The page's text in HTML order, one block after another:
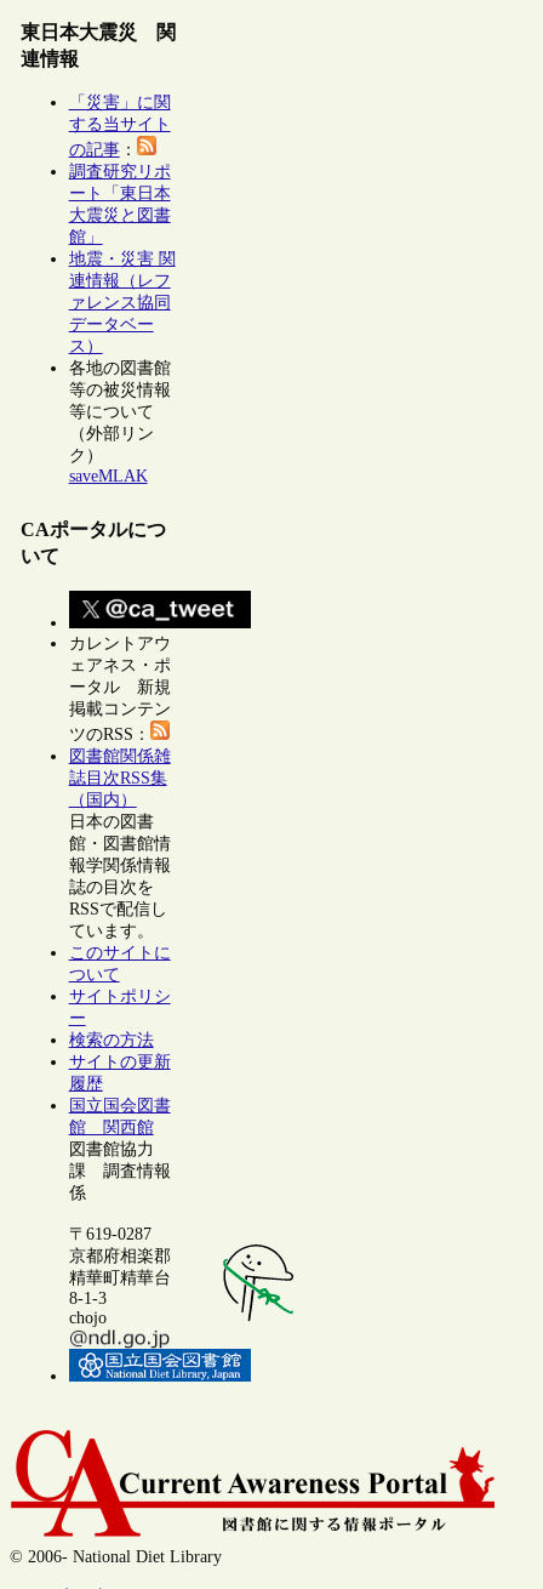
東日本大震災 関
連情報
「災害」に関
する当サイト
の記事：
調査研究リポ
ート「東日本
大震災と図書
館」
地震・災害 関
連情報（レフ
ァレンス協同
データベー
ス）
各地の図書館
等の被災情報
等について
（外部リン
ク）
saveMLAK
CAポータルにつ
いて
カレントアウ
ェアネス・ポ
ータル 新規
掲載コンテン
ツのRSS：
図書館関係雑
誌目次RSS集
（国内）
日本の図書
館・図書館情
報学関係情報
誌の目次を
RSSで配信し
ています。
このサイトに
ついて
サイトポリシ
ー
検索の方法
サイトの更新
履歴
国立国会図書
館 関西館
図書館協力
課 調査情報
係
〒619-0287
京都府相楽郡
精華町精華台
8-1-3
chojo
© 2006- National Diet Library